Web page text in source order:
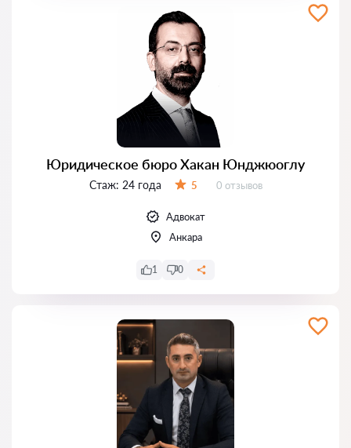
Юридическое бюро Хакан Юнджюоглу
Стаж: 24 года 5 Отзывов:
0 отзывов
Адвокат
Анкара
1 0